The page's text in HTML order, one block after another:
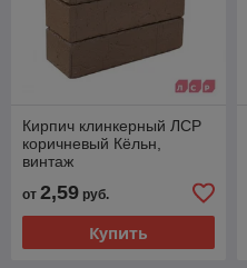
Кирпич клинкерный ЛСР
коричневый Кёльн,
винтаж
от 2,59 руб.
Купить